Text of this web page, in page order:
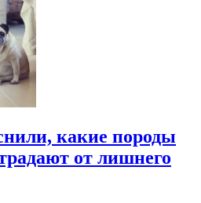
какие породы
от лишнего